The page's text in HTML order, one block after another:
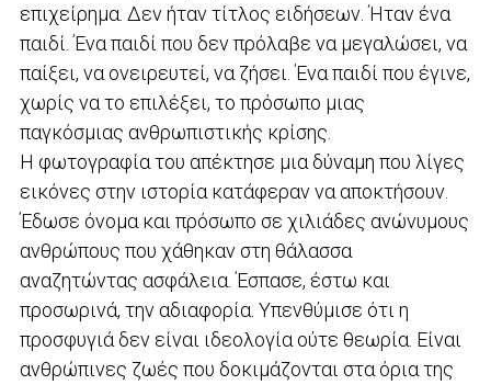
επιχείρημα. Δεν ήταν τίτλος ειδήσεων. Ήταν ένα
παιδί. Ένα παιδί που δεν πρόλαβε να μεγαλώσει, να
παίξει, να ονειρευτεί, να ζήσει. Ένα παιδί που έγινε,
χωρίς να το επιλέξει, το πρόσωπο μιας
παγκόσμιας ανθρωπιστικής κρίσης.
Η φωτογραφία του απέκτησε μια δύναμη που λίγες
εικόνες στην ιστορία κατάφεραν να αποκτήσουν.
Έδωσε όνομα και πρόσωπο σε χιλιάδες ανώνυμους
ανθρώπους που χάθηκαν στη θάλασσα
αναζητώντας ασφάλεια. Έσπασε, έστω και
προσωρινά, την αδιαφορία. Υπενθύμισε ότι η
προσφυγιά δεν είναι ιδεολογία ούτε θεωρία. Είναι
ανθρώπινες ζωές που δοκιμάζονται στα όρια της